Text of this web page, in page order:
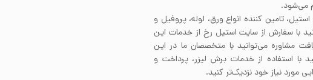
تامین کننده انواع ورق، لوله، پروفیل و
با سفارش از سایت استیل رخ از خدمات این
مشاوره می‌توانید با متخصصان ما در این
با استفاده از خدمات برش لیزر، پرداخت و
مورد نیاز خود نزدیک‌تر کنید.